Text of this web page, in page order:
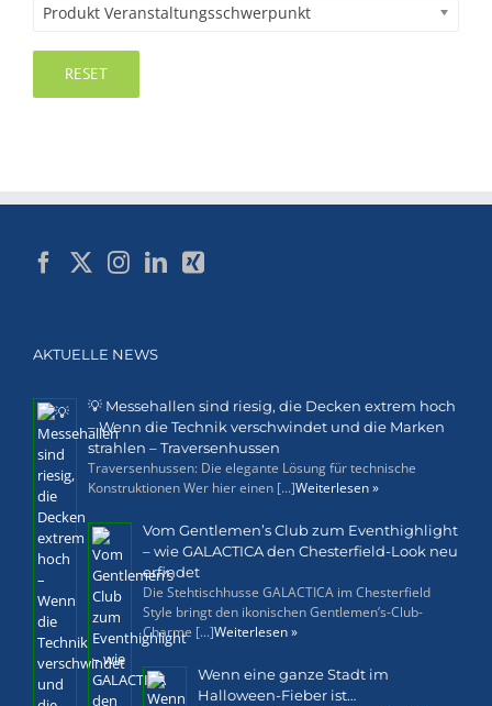
Produkt Veranstaltungsschwerpunkt
RESET
AKTUELLE NEWS
💡 Messehallen sind riesig, die Decken extrem hoch
– Wenn die Technik verschwindet und die Marken
strahlen – Traversenhussen
Traversenhussen: Die elegante Lösung für technische
Konstruktionen Wer hier einen [...]Weiterlesen »
Vom Gentlemen’s Club zum Eventhighlight
– wie GALACTICA den Chesterfield-Look neu
erfindet
Die Stehtischhusse GALACTICA im Chesterfield
Style bringt den ikonischen Gentlemen’s-Club-
Charme [...]Weiterlesen »
Wenn eine ganze Stadt im
Halloween-Fieber ist…